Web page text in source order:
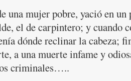
una mujer pobre, yació en un
el de carpintero; y cuando
dónde reclinar la cabeza;
a una muerte infame y
criminales…..